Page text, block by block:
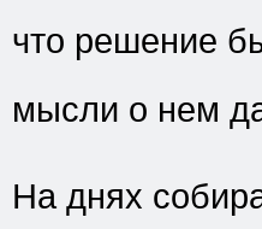
что решение
мысли о нем
На днях